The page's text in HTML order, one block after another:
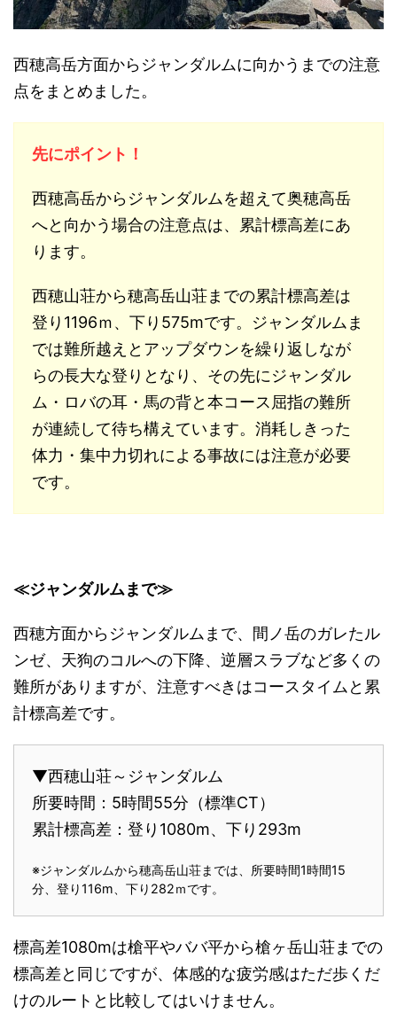
西穂高岳方面からジャンダルムに向かうまでの注意
点をまとめました。
先にポイント！
西穂高岳からジャンダルムを超えて奥穂高岳
へと向かう場合の注意点は、累計標高差にあ
ります。
西穂山荘から穂高岳山荘までの累計標高差は
登り1196ｍ、下り575mです。ジャンダルムま
では難所越えとアップダウンを繰り返しなが
らの長大な登りとなり、その先にジャンダル
ム・ロバの耳・馬の背と本コース屈指の難所
が連続して待ち構えています。消耗しきった
体力・集中力切れによる事故には注意が必要
です。
≪ジャンダルムまで≫
西穂方面からジャンダルムまで、間ノ岳のガレたル
ンゼ、天狗のコルへの下降、逆層スラブなど多くの
難所がありますが、注意すべきはコースタイムと累
計標高差です。
▼西穂山荘～ジャンダルム
所要時間：5時間55分（標準CT）
累計標高差：登り1080m、下り293m
※ジャンダルムから穂高岳山荘までは、所要時間1時間15
分、登り116m、下り282ｍです。
標高差1080mは槍平やババ平から槍ヶ岳山荘までの
標高差と同じですが、体感的な疲労感はただ歩くだ
けのルートと比較してはいけません。